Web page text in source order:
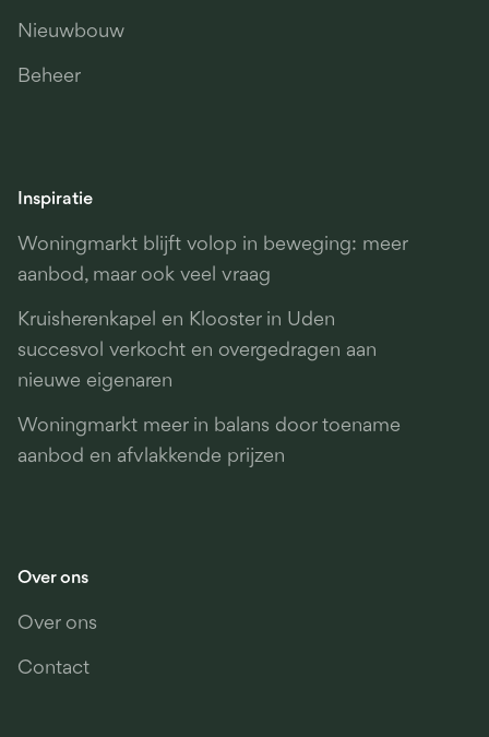
Nieuwbouw
Beheer
Inspiratie
Woningmarkt blijft volop in beweging: meer
aanbod, maar ook veel vraag
Kruisherenkapel en Klooster in Uden
succesvol verkocht en overgedragen aan
nieuwe eigenaren
Woningmarkt meer in balans door toename
aanbod en afvlakkende prijzen
Over ons
Over ons
Contact